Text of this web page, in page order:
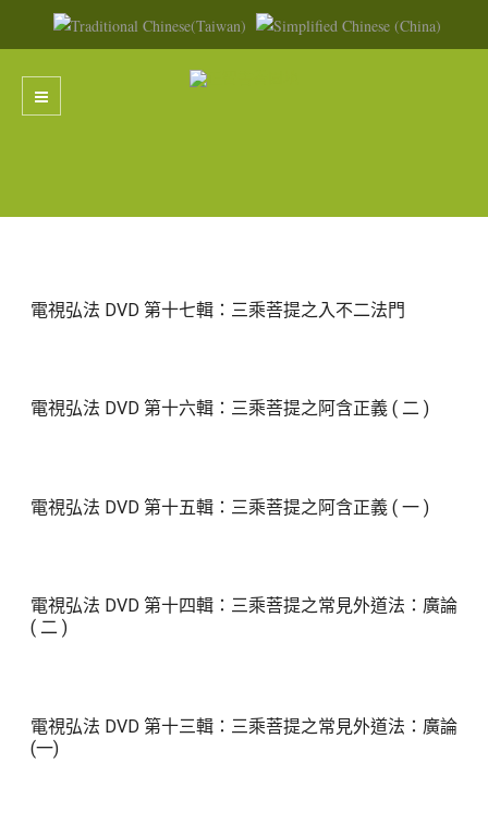
電視弘法 DVD 第十七輯：三乘菩提之入不二法門
電視弘法 DVD 第十六輯：三乘菩提之阿含正義 ( 二 )
電視弘法 DVD 第十五輯：三乘菩提之阿含正義 ( 一 )
電視弘法 DVD 第十四輯：三乘菩提之常見外道法：廣論
( 二 )
電視弘法 DVD 第十三輯：三乘菩提之常見外道法：廣論
(一)